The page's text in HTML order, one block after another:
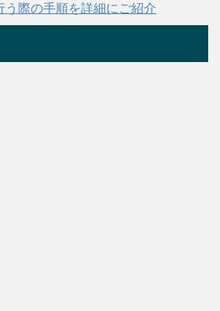
う際の手順を詳細にご紹介